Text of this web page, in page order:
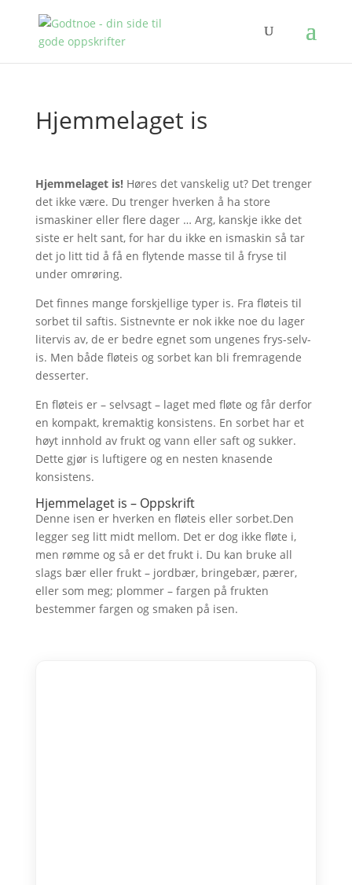
Hjemmelaget is
Hjemmelaget is! Høres det vanskelig ut? Det trenger
det ikke være. Du trenger hverken å ha store
ismaskiner eller flere dager … Arg, kanskje ikke det
siste er helt sant, for har du ikke en ismaskin så tar
det jo litt tid å få en flytende masse til å fryse til
under omrøring.
Det finnes mange forskjellige typer is. Fra fløteis til
sorbet til saftis. Sistnevnte er nok ikke noe du lager
litervis av, de er bedre egnet som ungenes frys-selv-
is. Men både fløteis og sorbet kan bli fremragende
desserter.
En fløteis er – selvsagt – laget med fløte og får derfor
en kompakt, kremaktig konsistens. En sorbet har et
høyt innhold av frukt og vann eller saft og sukker.
Dette gjør is luftigere og en nesten knasende
konsistens.
Hjemmelaget is – Oppskrift
Denne isen er hverken en fløteis eller sorbet.Den
legger seg litt midt mellom. Det er dog ikke fløte i,
men rømme og så er det frukt i. Du kan bruke all
slags bær eller frukt – jordbær, bringebær, pærer,
eller som meg; plommer – fargen på frukten
bestemmer fargen og smaken på isen.